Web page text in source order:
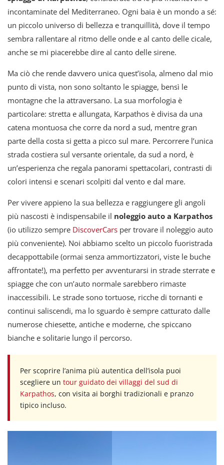
incontaminate del Mediterraneo. Ogni baia è un mondo a sé:
un piccolo universo di bellezza e tranquillità, dove il tempo
sembra rallentare al ritmo delle onde e al canto delle cicale,
anche se mi piacerebbe dire al canto delle sirene.
Ma ciò che rende davvero unica quest’isola, almeno dal mio
punto di vista, non sono soltanto le spiagge, bensì le
montagne che la attraversano. La sua morfologia è
particolare: stretta e allungata, Karpathos è divisa da una
catena montuosa che corre da nord a sud, mentre gran
parte della costa si getta a picco sul mare. Percorrere l’unica
strada costiera sul versante orientale, da sud a nord, è
un’esperienza che regala panorami spettacolari, contrasti di
colori intensi e scenari scolpiti dal vento e dal mare.
Per vivere appieno la sua bellezza e raggiungere gli angoli
più nascosti è indispensabile il noleggio auto a Karpathos
(io utilizzo sempre DiscoverCars per trovare il noleggio auto
più conveniente). Noi abbiamo scelto un piccolo fuoristrada
decappottabile (ormai senza ammortizzatori, viste le buche
affrontate!), ma perfetto per avventurarsi in strade sterrate e
spiagge che con un’auto normale sarebbero rimaste
inaccessibili. Le strade sono tortuose, ricche di tornanti e
continui saliscendi, ma lo sguardo è sempre catturato dalle
numerose chiesette, antiche e moderne, che spiccano
bianche e solitarie lungo il percorso.
Per scoprire l’anima più autentica dell’isola puoi
scegliere un tour guidato dei villaggi del sud di
Karpathos, con visita ai borghi tradizionali e pranzo
tipico incluso.